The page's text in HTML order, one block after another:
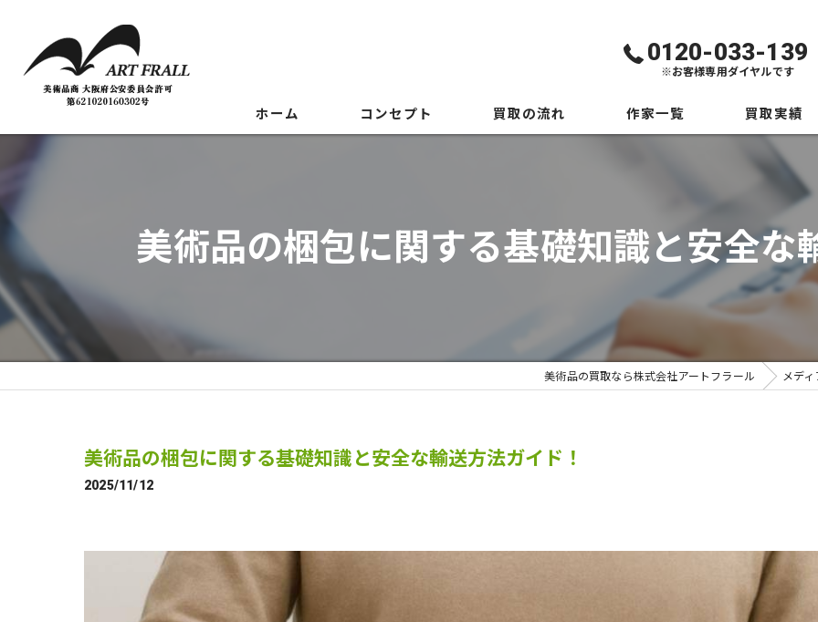
0120-033-139
※お客様専用ダイヤルです
ホーム コンセプト 買取の流れ
絵画買取の専門業者が解説！買取の流れと確認ポイント
作家一覧 買取実績
美術品の梱包に関する基礎知識と安全な
美術品の買取なら株式会社アートフラール メディ
美術品の梱包に関する基礎知識と安全な輸送方法ガイド！
2025/11/12